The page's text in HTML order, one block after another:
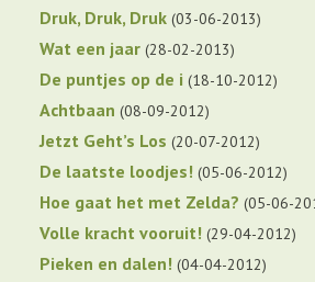
Druk, Druk, Druk 03-06-2013
Wat een jaar 28-02-2013
De puntjes op de i 18-10-2012
Achtbaan 08-09-2012
Jetzt Geht’s Los 20-07-2012
De laatste loodjes! 05-06-2012
Hoe gaat het met Zelda? 05-06-
Volle kracht vooruit! 29-04-2012
Pieken en dalen! 04-04-2012